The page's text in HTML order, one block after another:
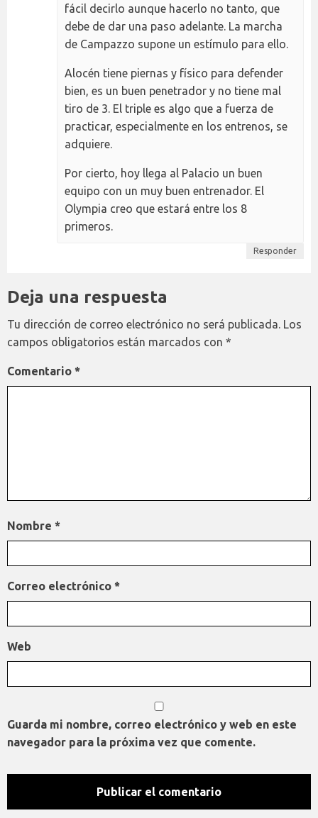
fácil decirlo aunque hacerlo no tanto, que
debe de dar una paso adelante. La marcha
de Campazzo supone un estímulo para ello.
Alocén tiene piernas y físico para defender
bien, es un buen penetrador y no tiene mal
tiro de 3. El triple es algo que a fuerza de
practicar, especialmente en los entrenos, se
adquiere.
Por cierto, hoy llega al Palacio un buen
equipo con un muy buen entrenador. El
Olympia creo que estará entre los 8
primeros.
Responder
Deja una respuesta
Tu dirección de correo electrónico no será publicada. Los
campos obligatorios están marcados con *
Comentario *
Nombre *
Correo electrónico *
Web
Guarda mi nombre, correo electrónico y web en este
navegador para la próxima vez que comente.